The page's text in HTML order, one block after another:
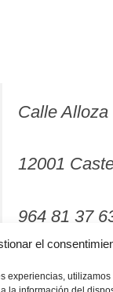
el
experiencias,
Calle Alloza
12001
964 81 37